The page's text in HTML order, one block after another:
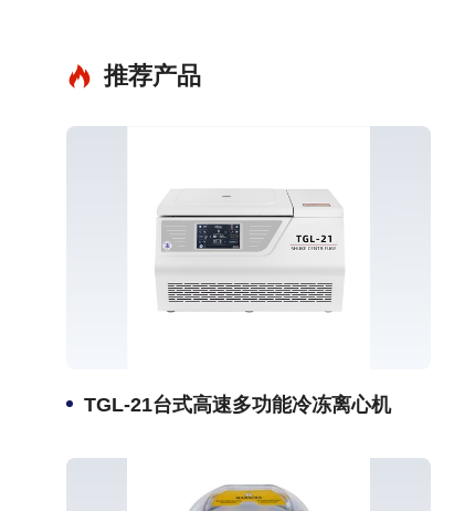
推荐产品
TGL-21台式高速多功能冷冻离心机